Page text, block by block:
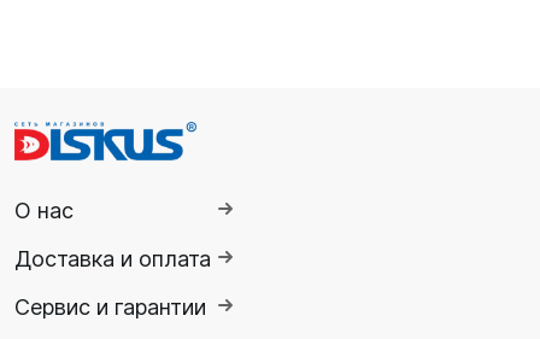
О нас
Доставка и оплата
Сервис и гарантии